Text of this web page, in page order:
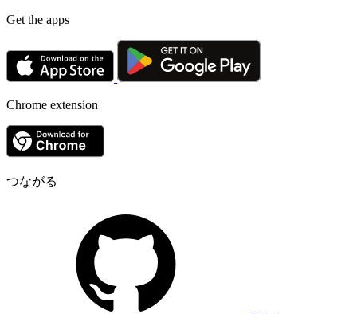
Get the apps
Chrome extension
つながる